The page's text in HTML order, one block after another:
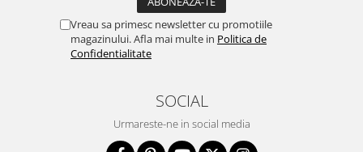
Vreau sa primesc newsletter cu promotiile
magazinului. Afla mai multe in Politica de
Confidentialitate
SOCIAL
Urmareste-ne in social media